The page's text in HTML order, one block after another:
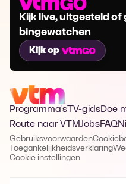
Kijk live, uitgesteld of
bingewatchen
Kijk op
Programma's TV-gidsDoe
Route naar VTMJobsFAQ
Gebruiksvoorwaarden
Toegankelijkheidsverklaring
Cookie instellingen